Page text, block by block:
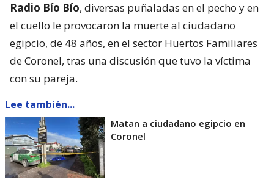
Radio Bío Bío, diversas puñaladas en el pecho y en
el cuello le provocaron la muerte al ciudadano
egipcio, de 48 años, en el sector Huertos Familiares
de Coronel, tras una discusión que tuvo la víctima
con su pareja.
Lee también...
Matan a ciudadano egipcio en
Coronel